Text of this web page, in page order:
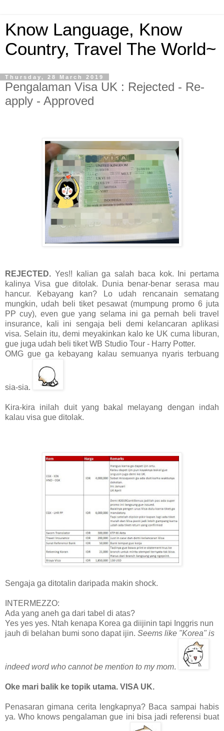
Know Language, Know
Country, Travel The World~
Thursday, 28 March 2019
Pengalaman Visa UK : Rejected - Re-
apply - Approved
REJECTED. Yes!! kalian ga salah baca kok. Ini pertama
kalinya Visa gue ditolak. Dunia benar-benar serasa mau
hancur. Kebayang kan? Lo udah rencanain sematang
mungkin, udah beli tiket pesawat (mumpung promo 6 juta
PP cuy), even gue yang selama ini ga pernah beli travel
insurance, kali ini sengaja beli demi kelancaran aplikasi
visa. Selain itu, demi meyakinkan kalo ke UK cuma liburan,
gue juga udah beli tiket WB Studio Tour - Harry Potter.
OMG gue ga kebayang kalau semuanya nyaris terbuang
sia-sia.
Kira-kira inilah duit yang bakal melayang dengan indah
kalau visa gue ditolak.
Sengaja ga ditotalin daripada makin shock.
INTERMEZZO:
Ada yang aneh ga dari tabel di atas?
Yes yes yes. Ntah kenapa Korea ga diijinin tapi Inggris nun
jauh di belahan bumi sono dapat ijin. Seems like "Korea" is
indeed word who cannot be mention to my mom.
Oke mari balik ke topik utama. VISA UK.
Penasaran gimana cerita lengkapnya? Baca sampai habis
ya. Who knows pengalaman gue ini bisa jadi referensi buat